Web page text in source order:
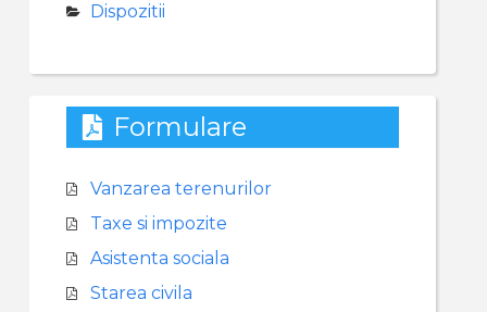
Dispozitii
Formulare
Vanzarea terenurilor
Taxe si impozite
Asistenta sociala
Starea civila